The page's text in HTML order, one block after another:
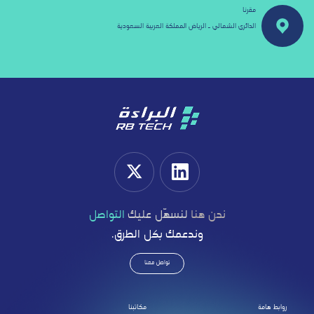
مقرنا
الدائري الشمالي ـ الرياض المملكة العربية السعودية
نحن هنا لنسهّل عليك التواصل
وندعمك بكل الطرق.
تواصل معنا
روابط هامة مكاتبنا